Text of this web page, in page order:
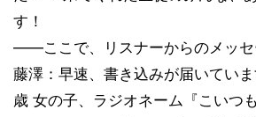
す！
――ここで、リスナーからのメッセ
藤澤：早速、書き込みが届いてい
歳 女の子、ラジオネーム『こいつ